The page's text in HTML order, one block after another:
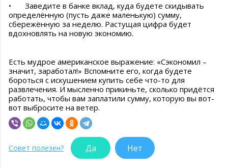
•
Заведите в банке вклад, куда будете скидывать
определённую (пусть даже маленькую) сумму,
сбережённую за неделю. Растущая цифра будет
вдохновлять на новую экономию.
Есть мудрое американское выражение: «Сэкономил –
значит, заработал!» Вспомните его, когда будете
бороться с искушением купить себе что-то для
развлечения. И мысленно прикиньте, сколько придётся
работать, чтобы вам заплатили сумму, которую вы вот-
вот выбросите на ветер.
Совет полезен? Да Нет